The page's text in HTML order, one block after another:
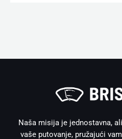
Naša misija je jednostavna,
vaše putovanje, pružajući